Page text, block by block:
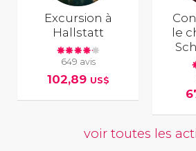
Excursion à
Hallstatt
649 avis
102,89 US$
le
voir toutes les